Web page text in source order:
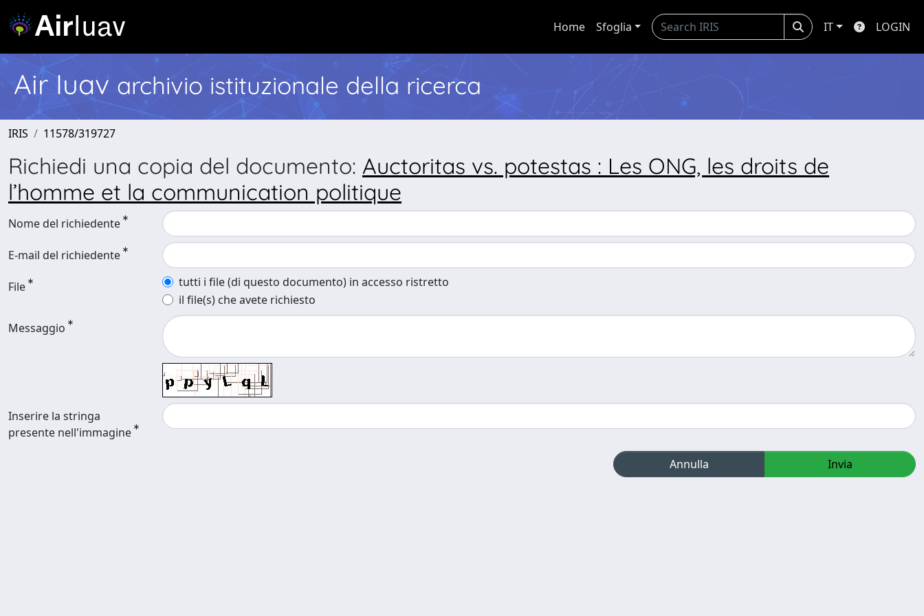
Home Sfoglia IT LOGIN
Air Iuav archivio istituzionale della ricerca
IRIS 11578/319727
Richiedi una copia del documento: Auctoritas vs. potestas : Les ONG, les droits de
l’homme et la communication politique
Nome del richiedente
E-mail del richiedente
File
tutti i file (di questo documento) in accesso ristretto
il file(s) che avete richiesto
Messaggio
Inserire la stringa
presente nell'immagine
Annulla Invia